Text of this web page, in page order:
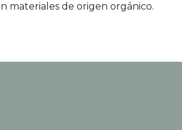
materiales de origen orgánico.